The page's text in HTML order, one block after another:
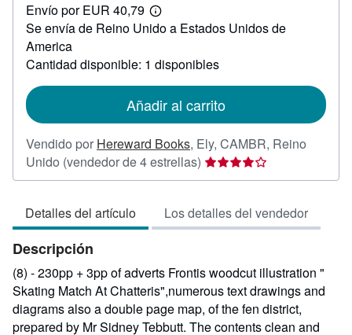
336,11
Envío por EUR 40,79
Más
información
tarifas
envío
Se envía de Reino Unido a Estados Unidos de
America
Cantidad disponible: 1 disponibles
Añadir al carrito
Vendido por Hereward Books, Ely, CAMBR, Reino
Unido (vendedor de 4 estrellas) Calificación
del
4
de
estrellas
Detalles del artículo Los detalles del vendedor
Descripción
(8) - 230pp + 3pp of adverts Frontis woodcut illustration "
Skating Match At Chatteris",numerous text drawings and
diagrams also a double page map, of the fen district,
prepared by Mr Sidney Tebbutt. The contents clean and